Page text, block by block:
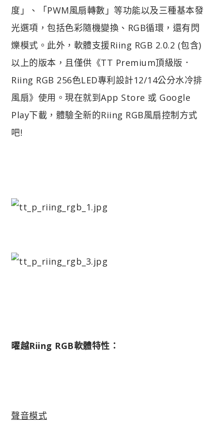
度」、「PWM風扇轉數」等功能以及三種基本發
光選項，包括色彩隨機變換、RGB循環，還有閃
爍模式。此外，軟體支援Riing RGB 2.0.2 (包含)
以上的版本，且僅供《TT Premium頂級版．
Riing RGB 256色LED專利設計12/14公分水冷排
風扇》使用。現在就到App Store 或 Google
Play下載，體驗全新的Riing RGB風扇控制方式
吧!
曜越Riing RGB軟體特性：
聲音模式